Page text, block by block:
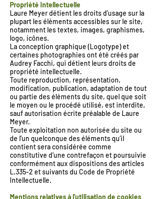
Propriété intellectuelle
Laure Meyer détient les droits d’usage sur la
plupart les éléments accessibles sur le site,
notamment les textes, images, graphismes,
logo, icônes.
La conception graphique (Logotype) et
certaines photographies ont été créés par
Audrey Facchi, qui détient leurs droits de
propriété intellectuelle.
Toute reproduction, représentation,
modification, publication, adaptation de tout
ou partie des éléments du site, quel que soit
le moyen ou le procédé utilisé, est interdite,
sauf autorisation écrite préalable de Laure
Meyer.
Toute exploitation non autorisée du site ou
de l’un quelconque des éléments qu’il
contient sera considérée comme
constitutive d’une contrefaçon et poursuivie
conformément aux dispositions des articles
L.335-2 et suivants du Code de Propriété
Intellectuelle.
Mentions relatives à l'utilisation de cookies